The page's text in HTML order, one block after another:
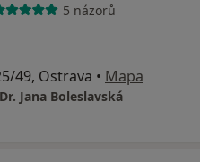
5 názorů
49, Ostrava • Mapa
Jana Boleslavská